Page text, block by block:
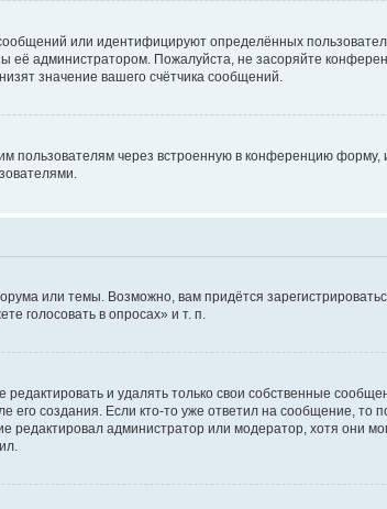
или идентифицируют определённых
администратором. Пожалуйста, не засоряйте
значение вашего счётчика сообщений.
пользователям через встроенную в конференцию
или темы. Возможно, вам придётся
голосовать в опросах» и т. п.
и удалять только свои собственные
создания. Если кто-то уже ответил на сообщение, то
администратор или модератор, хотя они